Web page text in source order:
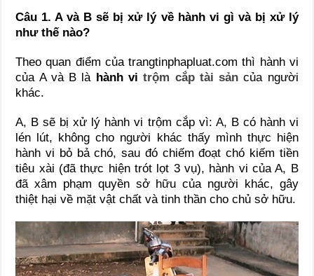
Câu 1. A và B sẽ bị xử lý về hành vi gì và bị xử lý
như thế nào?
Theo quan điểm của trangtinphapluat.com thì hành vi
của A và B là hành vitrộm cắp tài sản của người
khác.
A, B sẽ bị xử lý hành vi trộm cắp vì: A, B có hành vi
lén lút, không cho người khác thấy mình thực hiện
hành vi bỏ bả chó, sau đó chiếm đoạt chó kiếm tiền
tiêu xài (đã thực hiện trót lọt 3 vụ), hành vi của A, B
đã xâm phạm quyền sở hữu của người khác, gây
thiệt hại về mặt vật chất và tinh thần cho chủ sở hữu.